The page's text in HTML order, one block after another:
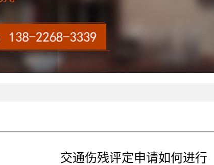
交通伤残评定申请如何进行